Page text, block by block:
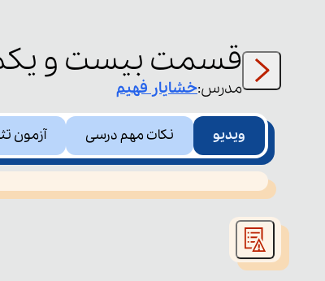
قسمت بیست و
مدرس:خشایار فهیم
ویدیو نکات مهم درسی آزمون
This
is
window.